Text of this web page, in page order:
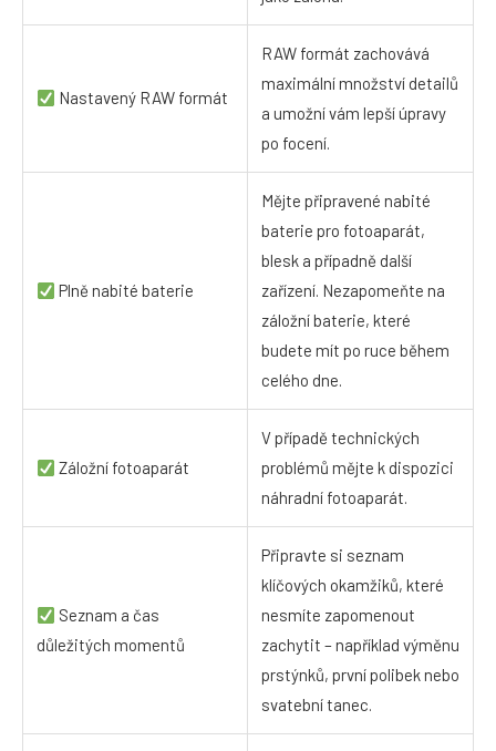
Nastavený RAW formát
RAW formát zachovává
maximální množství detailů
a umožní vám lepší úpravy
po focení.
Plně nabité baterie
Mějte připravené nabité
baterie pro fotoaparát,
blesk a případně další
zařízení. Nezapomeňte na
záložní baterie, které
budete mít po ruce během
celého dne.
Záložní fotoaparát
V případě technických
problémů mějte k dispozici
náhradní fotoaparát.
Seznam a čas
důležitých momentů
Připravte si seznam
klíčových okamžiků, které
nesmíte zapomenout
zachytit – například výměnu
prstýnků, první polibek nebo
svatební tanec.